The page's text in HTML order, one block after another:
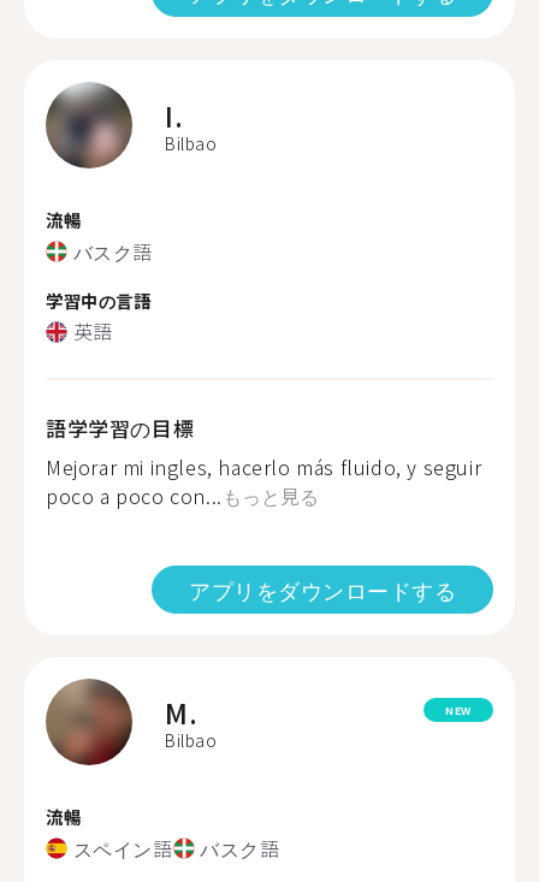
I.
Bilbao
流暢
バスク語
学習中の言語
英語
語学学習の目標
Mejorar mi ingles, hacerlo más fluido, y seguir
poco a poco con... もっと見る
アプリをダウンロードする
M.
Bilbao
NEW
流暢
スペイン語 バスク語